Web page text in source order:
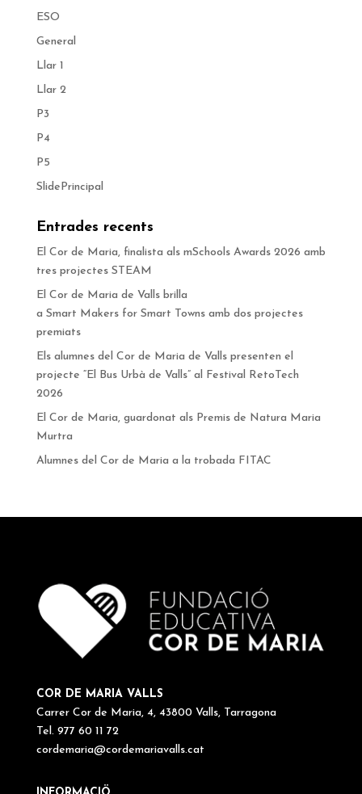
ESO
General
Llar 1
Llar 2
P3
P4
P5
SlidePrincipal
Entrades recents
El Cor de Maria, finalista als mSchools Awards 2026 amb
tres projectes STEAM
El Cor de Maria de Valls brilla
a Smart Makers for Smart Towns amb dos projectes
premiats
Els alumnes del Cor de Maria de Valls presenten el
projecte “El Bus Urbà de Valls” al Festival RetoTech
2026
El Cor de Maria, guardonat als Premis de Natura Maria
Murtra
Alumnes del Cor de Maria a la trobada FITAC
COR DE MARIA VALLS
Carrer Cor de Maria, 4, 43800 Valls, Tarragona
Tel. 977 60 11 72
cordemaria@cordemariavalls.cat